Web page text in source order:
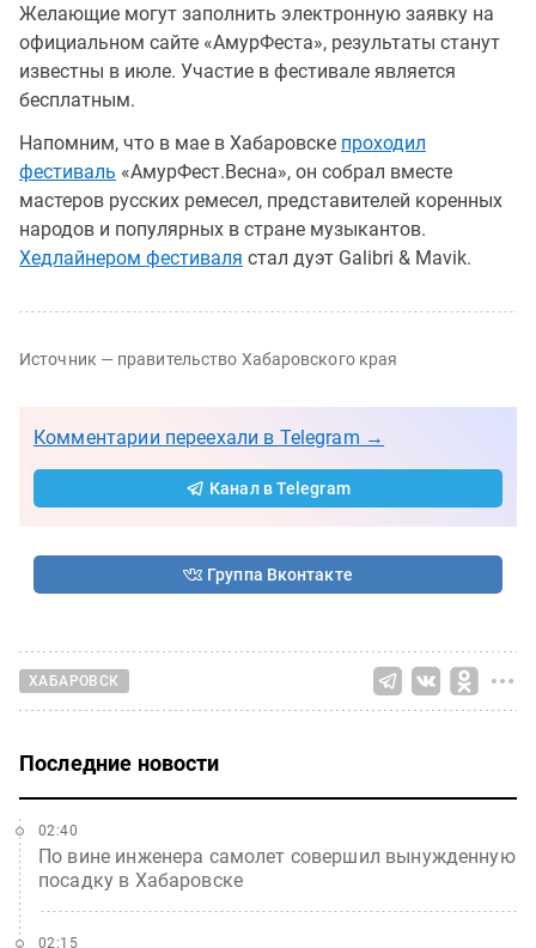
Желающие могут заполнить электронную заявку на
официальном сайте «АмурФеста», результаты станут
известны в июле. Участие в фестивале является
бесплатным.
Напомним, что в мае в Хабаровске проходил
фестиваль «АмурФест.Весна», он собрал вместе
мастеров русских ремесел, представителей коренных
народов и популярных в стране музыкантов.
Хедлайнером фестиваля стал дуэт Galibri & Mavik.
Источник — правительство Хабаровского края
Комментарии переехали в Telegram →
Канал в Telegram
Группа Вконтакте
ХАБАРОВСК
Последние новости
По вине инженера самолет совершил вынужденную
посадку в Хабаровске
02:40
02:15